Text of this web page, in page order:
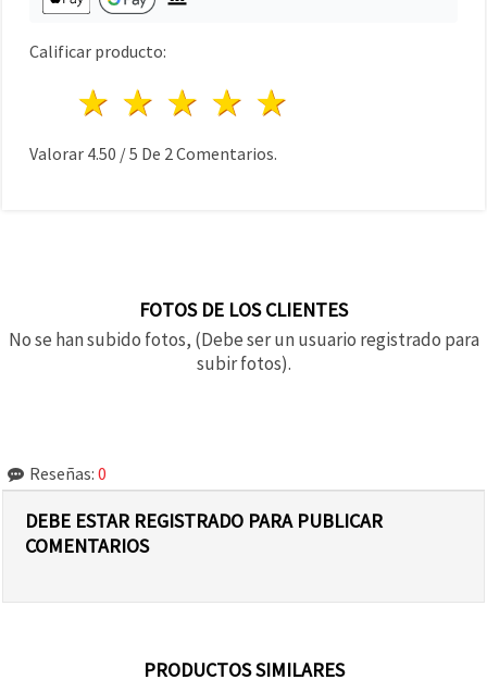
Calificar producto:
4 estrellas
3 estrellas
2 estrellas
1 estrella
Valorar 4.50 /5 De 2 Comentarios.
FOTOS DE LOS CLIENTES
No se han subido fotos, (Debe ser un usuario registrado para
subir fotos).
Reseñas: 0
DEBE ESTAR REGISTRADO PARA PUBLICAR
COMENTARIOS
PRODUCTOS SIMILARES